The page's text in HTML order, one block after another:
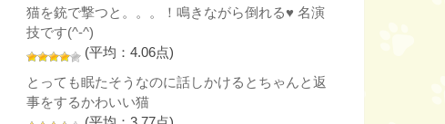
猫を銃で撃つと。。。！鳴きながら倒れる♥ 名演
技です(^-^)
(平均：4.06点)
とっても眠たそうなのに話しかけるとちゃんと返
事をするかわいい猫